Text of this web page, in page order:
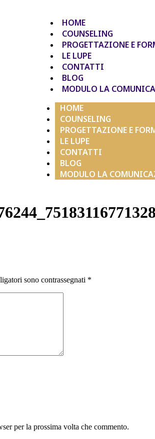
HOME
COUNSELING
PROGETTAZIONE E
LE LUPE
CONTATTI
BLOG
MODULO LA
HOME
COUNSELING
PROGETTAZIONE E
LE LUPE
CONTATTI
BLOG
MODULO LA
sono contrassegnati *
per la prossima volta che commento.